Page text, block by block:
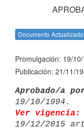
Documento Actualizado
Promulgación: 19/
Publicación: 21/11/
Aprobado/a
Ver vigencia:
19/12/2015